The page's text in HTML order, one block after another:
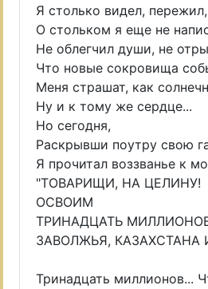
Я столько видел,
О стольком я еще не
Не облегчил души, не
Что новые сокровища
Меня страшат, как
Ну и к тому же сердце...
Но сегодня,
Раскрывши поутру свою
Я прочитал воззванье к
"ТОВАРИЩИ, НА ЦЕЛИНУ!
ОСВОИМ
ТРИНАДЦАТЬ
ЗАВОЛЖЬЯ, КАЗАХСТАНА
Тринадцать миллионов...